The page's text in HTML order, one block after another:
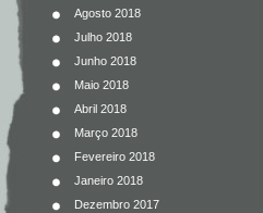
Agosto 2018
Julho 2018
Junho 2018
Maio 2018
Abril 2018
Março 2018
Fevereiro 2018
Janeiro 2018
Dezembro 2017